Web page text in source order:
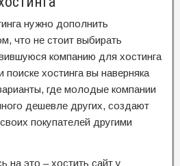
нужно дополнить
что не стоит выбирать
компанию для хостинга
поиске хостинга вы наверняка
где молодые компании
дешевле других, создают
покупателей другими
на это – хостить сайт у